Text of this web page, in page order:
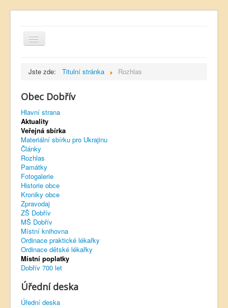
Kontakt
Úřední deska
Dobřívský zpravodaj
Rozhlas
Sokol Dobřív
Ubytování
Obec Pavlovsko
Virtuální prohlídka
Jste zde: Titulní stránka Rozhlas
Obec Dobřív
Hlavní strana
Aktuality
Veřejná sbírka
Materiální sbírku pro Ukrajinu
Články
Rozhlas
Památky
Fotogalerie
Historie obce
Kroniky obce
Zpravodaj
ZŠ Dobřív
MŠ Dobřív
Místní knihovna
Ordinace praktické lékařky
Ordinace dětské lékařky
Místní poplatky
Dobřív 700 let
Úřední deska
Úřední deska